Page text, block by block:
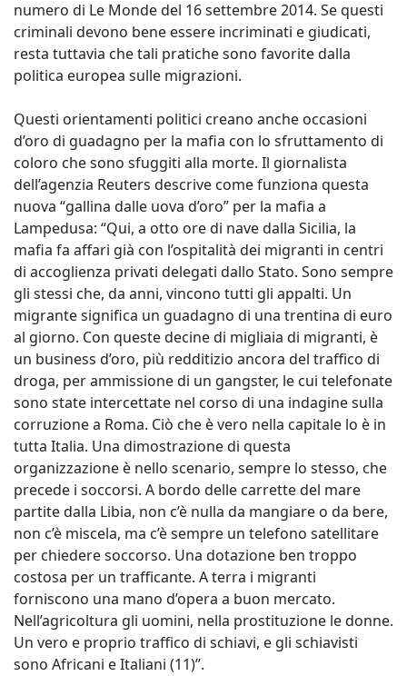
numero di Le Monde del 16 settembre 2014. Se questi
criminali devono bene essere incriminati e giudicati,
resta tuttavia che tali pratiche sono favorite dalla
politica europea sulle migrazioni.
Questi orientamenti politici creano anche occasioni
d’oro di guadagno per la mafia con lo sfruttamento di
coloro che sono sfuggiti alla morte. Il giornalista
dell’agenzia Reuters descrive come funziona questa
nuova “gallina dalle uova d’oro” per la mafia a
Lampedusa: “Qui, a otto ore di nave dalla Sicilia, la
mafia fa affari già con l’ospitalità dei migranti in centri
di accoglienza privati delegati dallo Stato. Sono sempre
gli stessi che, da anni, vincono tutti gli appalti. Un
migrante significa un guadagno di una trentina di euro
al giorno. Con queste decine di migliaia di migranti, è
un business d’oro, più redditizio ancora del traffico di
droga, per ammissione di un gangster, le cui telefonate
sono state intercettate nel corso di una indagine sulla
corruzione a Roma. Ciò che è vero nella capitale lo è in
tutta Italia. Una dimostrazione di questa
organizzazione è nello scenario, sempre lo stesso, che
precede i soccorsi. A bordo delle carrette del mare
partite dalla Libia, non c’è nulla da mangiare o da bere,
non c’è miscela, ma c’è sempre un telefono satellitare
per chiedere soccorso. Una dotazione ben troppo
costosa per un trafficante. A terra i migranti
forniscono una mano d’opera a buon mercato.
Nell’agricoltura gli uomini, nella prostituzione le donne.
Un vero e proprio traffico di schiavi, e gli schiavisti
sono Africani e Italiani (11)”.